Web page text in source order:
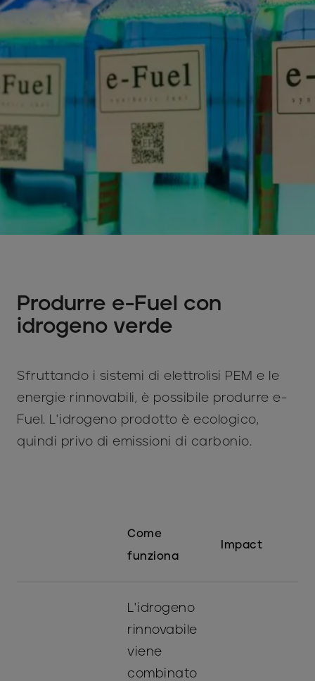
Produrre e-Fuel con
idrogeno verde
Sfruttando i sistemi di elettrolisi PEM e le
energie rinnovabili, è possibile produrre e-
Fuel. L'idrogeno prodotto è ecologico,
quindi privo di emissioni di carbonio.
Come
funziona
Impact
L'idrogeno
rinnovabile
viene
combinato